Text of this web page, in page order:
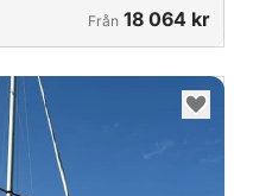
Från 18 064 kr